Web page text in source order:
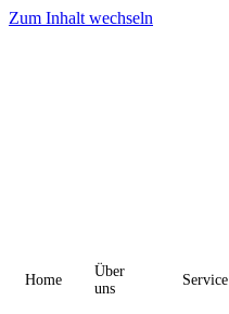
Zum Inhalt wechseln
Home
Über
uns
Service